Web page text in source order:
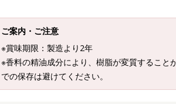
ご案内・ご注意
※賞味期限：製造より2年
※香料の精油成分により、樹脂が変質すること
での保存は避けてください。